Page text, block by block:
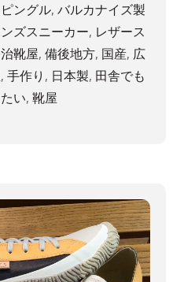
ングル,バルカナイズ製
ンズスニーカー, レザース
靴屋,備後地方, 国産, 広
,手作り , 日本製, 田舎でも
い,靴屋